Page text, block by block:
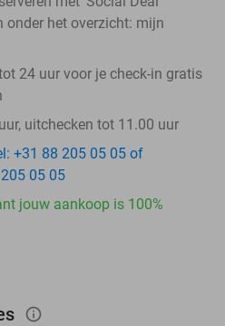
onder het overzicht: mijn
24 uur voor je check-in gratis
uitchecken tot 11.00 uur
+31 88 205 05 05 of
05 05
jouw aankoop is 100%
info_outlined